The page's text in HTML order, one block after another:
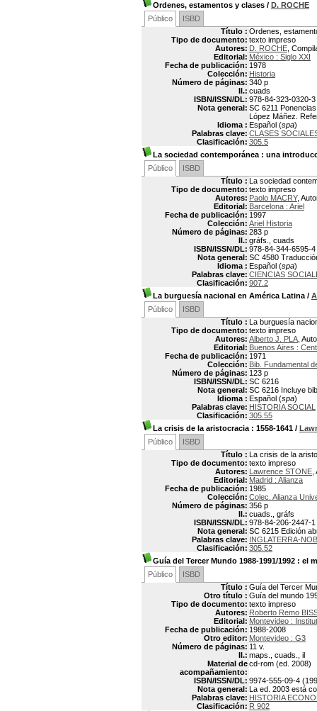
Ordenes, estamentos y clases / D. ROCHE
Público
ISBD
Título : Ordenes,
Tipo de documento: texto impreso
Autores: D. ROCHE ,
Editorial: México : Siglo XXI
Fecha de publicación: 1978
Colección: Historia
Número de páginas: 340 p
Il.: cuads
ISBN/ISSN/DL: 978-84-323-0320-3
Nota general: SC 6211
López Máñez.
Idioma : Español (spa)
Palabras clave: CLASES
Clasificación: 305.5
La sociedad contemporánea : una
Público
ISBD
Título : La sociedad
Tipo de documento: texto impreso
Autores: Paolo MACRY,
Editorial: Barcelona : Ariel
Fecha de publicación: 1997
Colección: Ariel Historia
Número de páginas: 283 p
Il.: gráfs., cuads
ISBN/ISSN/DL: 978-84-344-6595-4
Nota general: SC 4580
Idioma : Español (spa)
Palabras clave: CIENCIAS
Clasificación: 907.2
La burguesía nacional en América Latina /
Público
ISBD
Título : La burguesía
Tipo de documento: texto impreso
Autores: Alberto J. PLA ,
Editorial: Buenos Aires :
Fecha de publicación: 1971
Colección: Bib. Fundamental
Número de páginas: 123 p
ISBN/ISSN/DL: SC 6216
Nota general: SC 6216 Incluye
Idioma : Español (spa)
Palabras clave: HISTORIA SOCIAL
Clasificación: 305.55
La crisis de la aristocracia : 1558-1641 /
Público
ISBD
Título : La crisis de la
Tipo de documento: texto impreso
Autores: Lawrence STONE
Editorial: Madrid : Alianza
Fecha de publicación: 1985
Colección: Colec. Alianza
Número de páginas: 356 p
Il.: cuads., gráfs
ISBN/ISSN/DL: 978-84-206-2447-1
Nota general: SC 6215 Edición
Palabras clave: INGLATERRA-
Clasificación: 305.52
Guía del Tercer Mundo 1988-1991/1992 : el
Público
ISBD
Título : Guía del Tercer
Otro título : Guía del mundo
Tipo de documento: texto impreso
Autores: Roberto Remo
Editorial: Montevideo :
Fecha de publicación: 1988-2008
Otro editor: Montevideo : G3
Número de páginas: 11 v.
Il.: maps., cuads., il
Material de
acompañamiento:
cd-rom (ed. 2008)
ISBN/ISSN/DL: 9974-555-09-4
Nota general: La ed. 2003 está
Palabras clave: HISTORIA
Clasificación: R 902